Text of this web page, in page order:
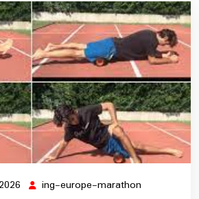
30
ing-europe-marathon